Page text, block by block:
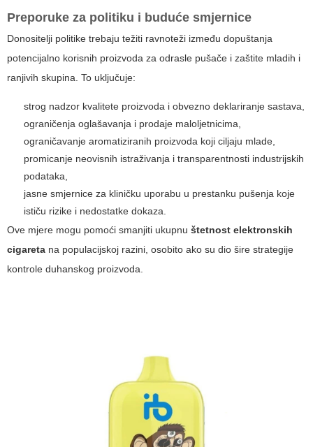
Preporuke za politiku i buduće smjernice
Donositelji politike trebaju težiti ravnoteži između dopuštanja
potencijalno korisnih proizvoda za odrasle pušače i zaštite mladih i
ranjivih skupina. To uključuje:
strog nadzor kvalitete proizvoda i obvezno deklariranje sastava,
ograničenja oglašavanja i prodaje maloljetnicima,
ograničavanje aromatiziranih proizvoda koji ciljaju mlade,
promicanje neovisnih istraživanja i transparentnosti industrijskih
podataka,
jasne smjernice za kliničku uporabu u prestanku pušenja koje
ističu rizike i nedostatke dokaza.
Ove mjere mogu pomoći smanjiti ukupnu štetnost elektronskih
cigareta na populacijskoj razini, osobito ako su dio šire strategije
kontrole duhanskog proizvoda.